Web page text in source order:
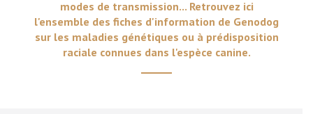
modes de transmission... Retrouvez ici
l'ensemble des fiches d'information de Genodog
sur les maladies génétiques ou à prédisposition
raciale connues dans l'espèce canine.